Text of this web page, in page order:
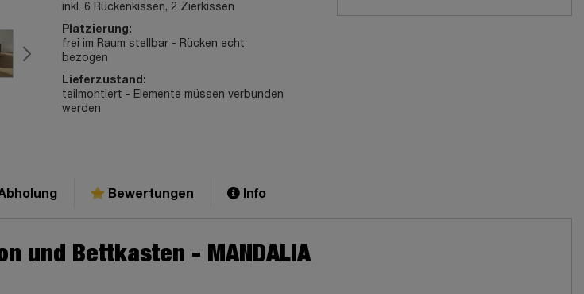
inkl. 6 Rückenkissen, 2 Zierkissen
Platzierung:
frei im Raum stellbar - Rücken echt
bezogen
Lieferzustand:
teilmontiert - Elemente müssen verbunden
werden
Bewertungen Info
und Bettkasten - MANDALIA